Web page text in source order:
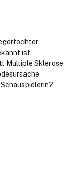
ist
Multiple Sklerose